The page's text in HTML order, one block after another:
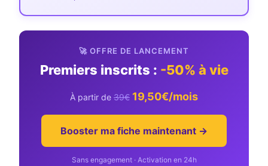
🚀 OFFRE DE LANCEMENT
Premiers inscrits : -50% à vie
À partir de 39€ 19,50€/mois
Booster ma fiche maintenant →
Sans engagement · Activation en 24h